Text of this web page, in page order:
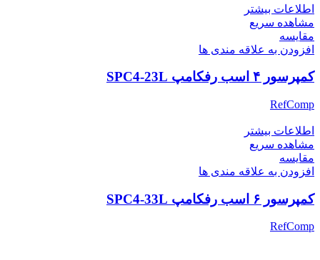
اطلاعات بیشتر
مشاهده سریع
مقایسه
افزودن به علاقه مندی ها
کمپرسور ۴ اسب رفکامپ SPC4-23L
RefComp
اطلاعات بیشتر
مشاهده سریع
مقایسه
افزودن به علاقه مندی ها
کمپرسور ۶ اسب رفکامپ SPC4-33L
RefComp